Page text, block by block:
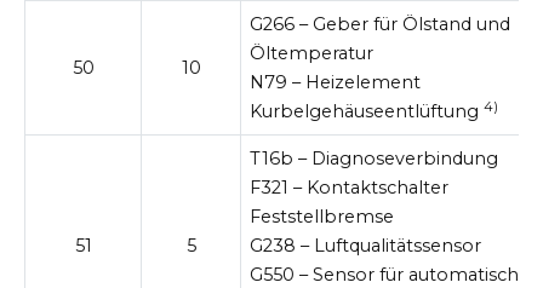
50 10
G266 – Geber für Ölstand und
Öltemperatur
N79 – Heizelement
Kurbelgehäuseentlüftung4)
51 5
T16b – Diagnoseverbindung
F321 – Kontaktschalter
Feststellbremse
G238 – Luftqualitätssensor
G550 – Sensor für automatische